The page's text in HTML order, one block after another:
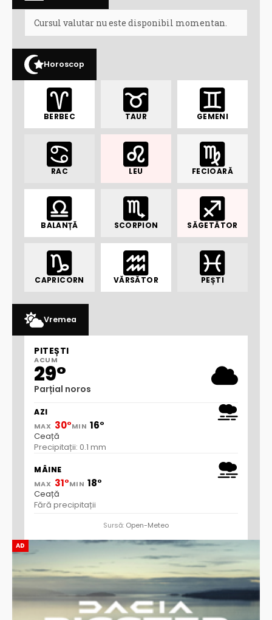
AD
Cursul valutar nu este disponibil momentan.
Horoscop
BERBEC TAUR GEMENI
RAC LEU FECIOARĂ
BALANȚĂ SCORPION SĂGETĂTOR
CAPRICORN VĂRSĂTOR PEȘTI
Vremea
PITEȘTI
ACUM
29°
Parțial noros
AZI
MAX 30°MIN 16°
Ceață
Precipitații: 0.1 mm
MÂINE
MAX 31°MIN 18°
Ceață
Fără precipitații
Sursă: Open-Meteo